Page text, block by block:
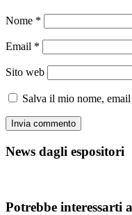
Nome *
Email *
Sito web
Salva il mio nome,
News dagli espositori
Potrebbe interessarti